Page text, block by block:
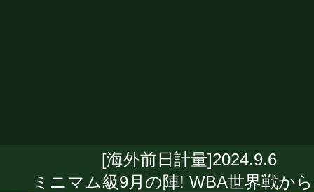
[海外前日計量]2024.9.6
ミニマム級9月の陣! WBA世界戦か